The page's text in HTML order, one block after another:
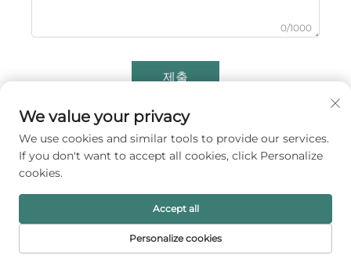
0/1000
제출
A1 패킹 주식회사는 글로벌 브랜드를 위한 프리미엄 주얼리
We value your privacy
We use cookies and similar tools to provide our services.
If you don't want to accept all cookies, click Personalize
cookies.
Personalize cookies
Accept all